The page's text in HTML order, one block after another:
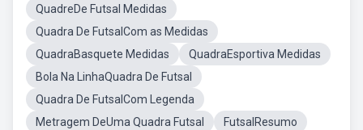
QuadreDe Futsal Medidas
Quadra De FutsalCom as Medidas
QuadraBasquete Medidas
QuadraEsportiva Medidas
Bola Na LinhaQuadra De Futsal
Quadra De FutsalCom Legenda
Metragem DeUma Quadra Futsal
FutsalResumo